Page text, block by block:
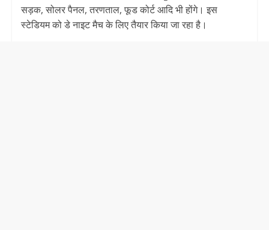
सड़क, सोलर पैनल, तरणताल, फूड कोर्ट आदि भी होंगे। इस
स्टेडियम को डे नाइट मैच के लिए तैयार किया जा रहा है।